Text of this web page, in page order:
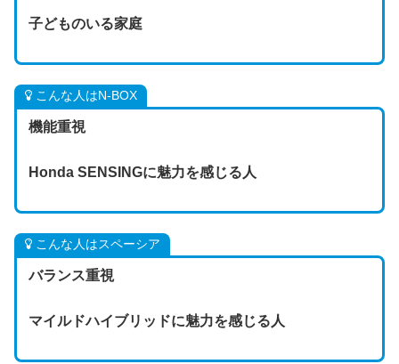
子どものいる家庭
こんな人はN-BOX
機能重視
Honda SENSINGに魅力を感じる人
こんな人はスペーシア
バランス重視
マイルドハイブリッドに魅力を感じる人